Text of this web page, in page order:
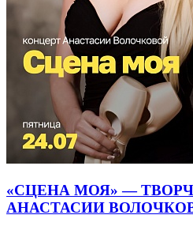
«СЦЕНА МОЯ» —
АНАСТАСИИ